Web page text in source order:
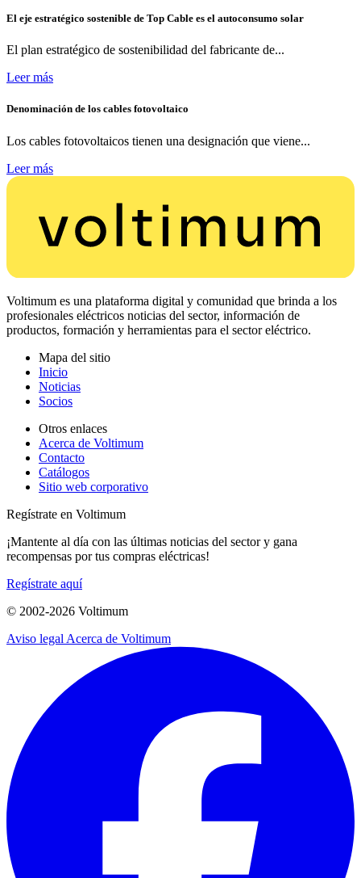
El eje estratégico sostenible de Top Cable es el autoconsumo solar
El plan estratégico de sostenibilidad del fabricante de...
Leer más
Denominación de los cables fotovoltaico
Los cables fotovoltaicos tienen una designación que viene...
Leer más
Voltimum es una plataforma digital y comunidad que brinda a los
profesionales eléctricos noticias del sector, información de
productos, formación y herramientas para el sector eléctrico.
Mapa del sitio
Inicio
Noticias
Socios
Otros enlaces
Acerca de Voltimum
Contacto
Catálogos
Sitio web corporativo
Regístrate en Voltimum
¡Mantente al día con las últimas noticias del sector y gana
recompensas por tus compras eléctricas!
Regístrate aquí
© 2002-2026 Voltimum
Aviso legal Acerca de Voltimum